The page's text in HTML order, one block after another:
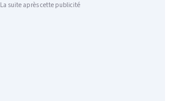
La suite après cette publicité